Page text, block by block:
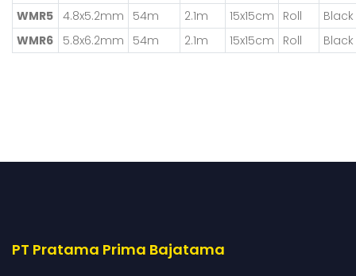
WMR5
4.8x5.2mm 54m 2.1m 15x15cm Roll
Black
WMR6
5.8x6.2mm 54m 2.1m 15x15cm Roll Black
PT Pratama Prima Bajatama